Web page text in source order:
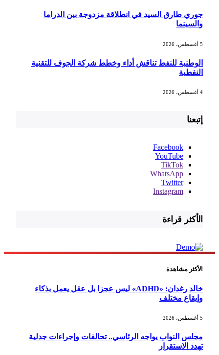
جوري طارق السيد في انطلاقة مزدوجة بين الدراما
والسينما
الوطنية للنفط تناقش أداء وخطط شركة الجوف للتقنية
النفطية
إتبعنا
Facebook
YouTube
TikTok
WhatsApp
Twitter
Instagram
الأكثر قراءة
الأكثر مشاهدة
خالد رغدان: «ADHD» ليس عجزا بل عقل يعمل بذكاء
وإيقاع مختلف
مجلس النواب يواجه الرئاسي.. تحالفات وإجراءات جدلية
تهدد الاستقرار